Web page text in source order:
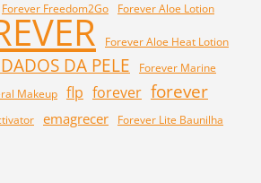
Forever Freedom2Go Forever Aloe Lotion
Forever Aloe Heat Lotion
DA PELE
Forever Marine
Makeup flp forever forever
emagrecer Forever Lite Baunilha